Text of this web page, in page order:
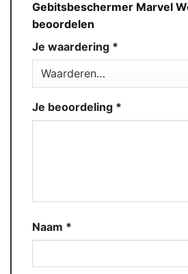
Gebitsbeschermer Marvel
beoordelen
Je waardering *
Je beoordeling *
Naam *